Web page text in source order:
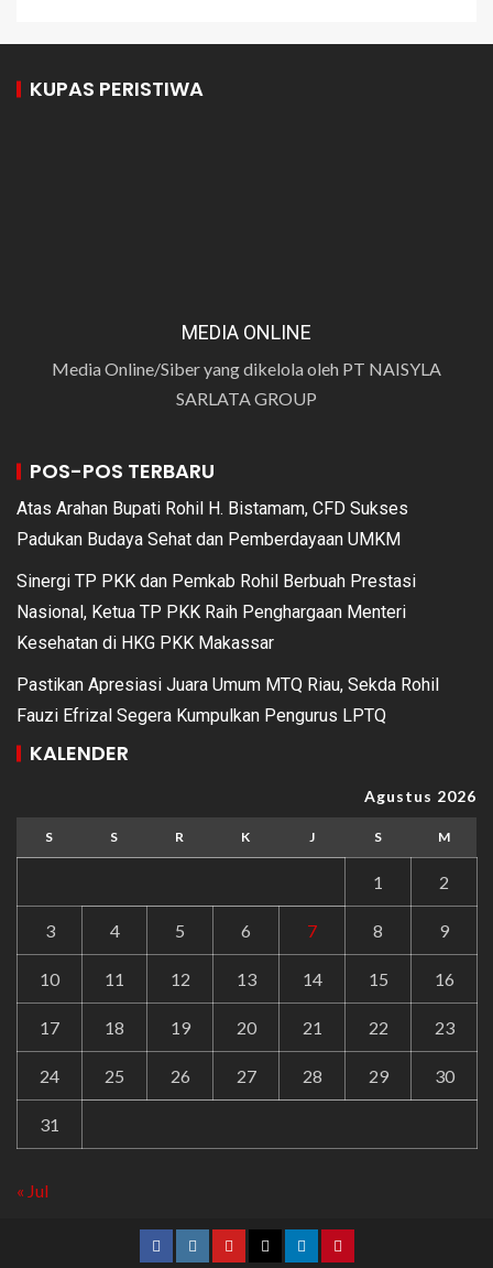
KUPAS PERISTIWA
MEDIA ONLINE
Media Online/Siber yang dikelola oleh PT NAISYLA
SARLATA GROUP
POS-POS TERBARU
Atas Arahan Bupati Rohil H. Bistamam, CFD Sukses
Padukan Budaya Sehat dan Pemberdayaan UMKM
Sinergi TP PKK dan Pemkab Rohil Berbuah Prestasi
Nasional, Ketua TP PKK Raih Penghargaan Menteri
Kesehatan di HKG PKK Makassar
Pastikan Apresiasi Juara Umum MTQ Riau, Sekda Rohil
Fauzi Efrizal Segera Kumpulkan Pengurus LPTQ
KALENDER
Agustus 2026
S S R K J S M
1 2
3 4 5 6 7 8 9
10 11 12 13 14 15 16
17 18 19 20 21 22 23
24 25 26 27 28 29 30
31
« Jul